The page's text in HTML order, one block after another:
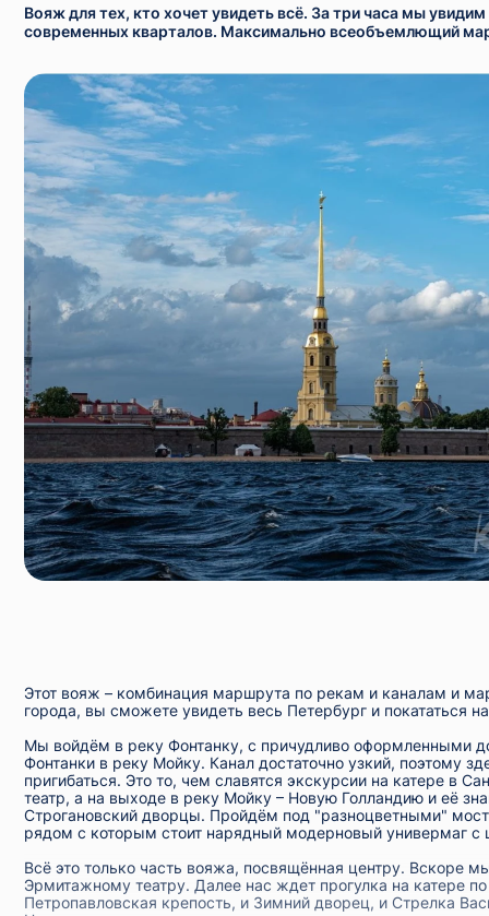
Вояж для тех, кто хочет увидеть всё. За три часа мы
современных кварталов. Максимально всеобъемлющий
Этот вояж – комбинация маршрута по рекам и каналам и
города, вы сможете увидеть весь Петербург и покататься
Мы войдём в реку Фонтанку, с причудливо
Фонтанки в реку Мойку. Канал достаточно узкий, поэтому
пригибаться. Это то, чем славятся экскурсии на катере в
театр, а на выходе в реку Мойку – Новую Голландию и её
Строгановский дворцы. Пройдём под "разноцветными"
рядом с которым стоит нарядный модерновый универмаг с
Всё это только часть вояжа, посвящённая центру. Вскоре
Эрмитажному театру. Далее нас ждет прогулка на катере
Петропавловская крепость, и Зимний дворец, и Стрелка